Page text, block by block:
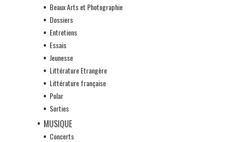
Beaux Arts et Photographie
Dossiers
Entretiens
Essais
Jeunesse
Littérature Etrangère
Littérature française
Polar
Sorties
MUSIQUE
Concerts